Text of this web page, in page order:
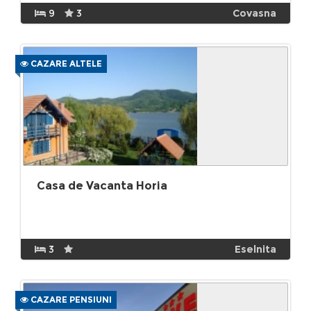
9 3 Covasna
CAZARE ALTELE
Casa de Vacanta Horia
3 Eselnita
CAZARE PENSIUNI